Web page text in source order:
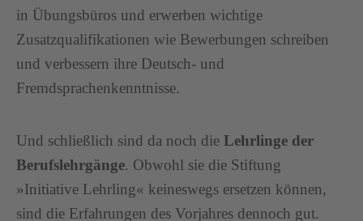
in Übungsbüros und erwerben wichtige
Zusatzqualifikationen wie Bewerbungen schreiben
und verbessern ihre Deutsch- und
Fremdsprachenkenntnisse.
Und schließlich sind da noch die Lehrlinge der
Berufslehrgänge. Obwohl sie die Stiftung
»Initiative Lehrling« keineswegs ersetzen können,
sind die Erfahrungen des Vorjahres dennoch gut.